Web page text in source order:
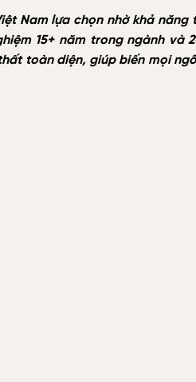
Nam lựa chọn nhờ khả năng
15+ năm trong ngành và
toàn diện, giúp biến mọi